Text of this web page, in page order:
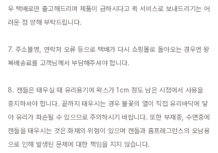
우 택배로만 출고해드리며 제품이 급하시다고 퀵 서비스로 보내드리기는 어
려운 점 양해 부탁드립니다.
7. 주소불명, 연락처 오류 등으로 택배가 다시 쇼핑몰로 돌아오는 경우엔 왕
복배송료를 고객님께서 부담해주셔야 합니다.
8. 캔들은 태우실 때 유리용기에 왁스가 1cm 정도 남은 시점에서 사용을
중지하셔야 합니다. 끝까지 태우시는 경우 불꽃의 열이 직접 유리바닥에 닿
아 유리가 파손될 수 있으므로 주의하시기 바랍니다. 또한 부재중, 수면중에
캔들을 태우시는 것은 화재의 위험이 있으며 캔들과 홈프래그런스의 오남용
으로 인해 발생된 문제에 대한 책임을 지지 않습니다.